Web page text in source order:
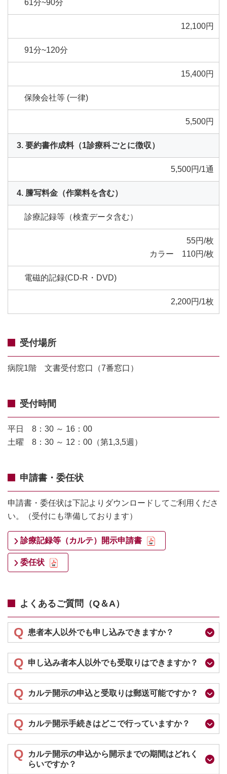
61分~90分
12,100円
91分~120分
15,400円
保険会社等 (一律)
5,500円
要約書作成料（1診療科ごとに徴収）
5,500円/1通
謄写料金（作業料を含む）
診療記録等（検査データ含む）
55円/枚
カラー 110円/枚
電磁的記録(CD-R・DVD)
2,200円/1枚
受付場所
病院1階 文書受付窓口（7番窓口）
受付時間
平日 8：30 ～ 16：00
土曜 8：30 ～ 12：00 （第1,3,5週）
申請書・委任状
申請書・委任状は下記よりダウンロードしてご利⽤くださ
い。（受付にも準備しております）
診療記録等（カルテ）開示申請書
委任状
よくあるご質問（Q＆A）
Q 患者本人以外でも申し込みできますか？
Q 申し込み者本人以外でも受取りはできますか？
Q カルテ開示の申込と受取りは郵送可能ですか？
Q カルテ開示手続きはどこで行っていますか？
Q
カルテ開示の申込から開示までの期間はどれく
らいですか？